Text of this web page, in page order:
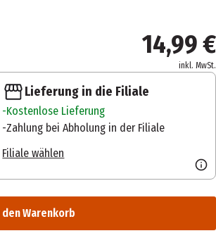
14,99 €
inkl. MwSt.
Lieferung in die Filiale
Kostenlose Lieferung
Zahlung bei Abholung in der Filiale
Filiale wählen
den Warenkorb